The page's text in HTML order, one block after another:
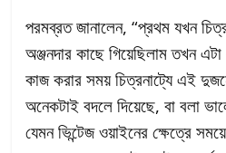
পরমব্রত জানালেন, “প্রথম যখন
অঞ্জনদার কাছে গিয়েছিলাম তখন
কাজ করার সময় চিত্রনাট্যে এই
অনেকটাই বদলে দিয়েছে, বা বলা
যেমন ভিন্টেজ ওয়াইনের ক্ষেত্রে